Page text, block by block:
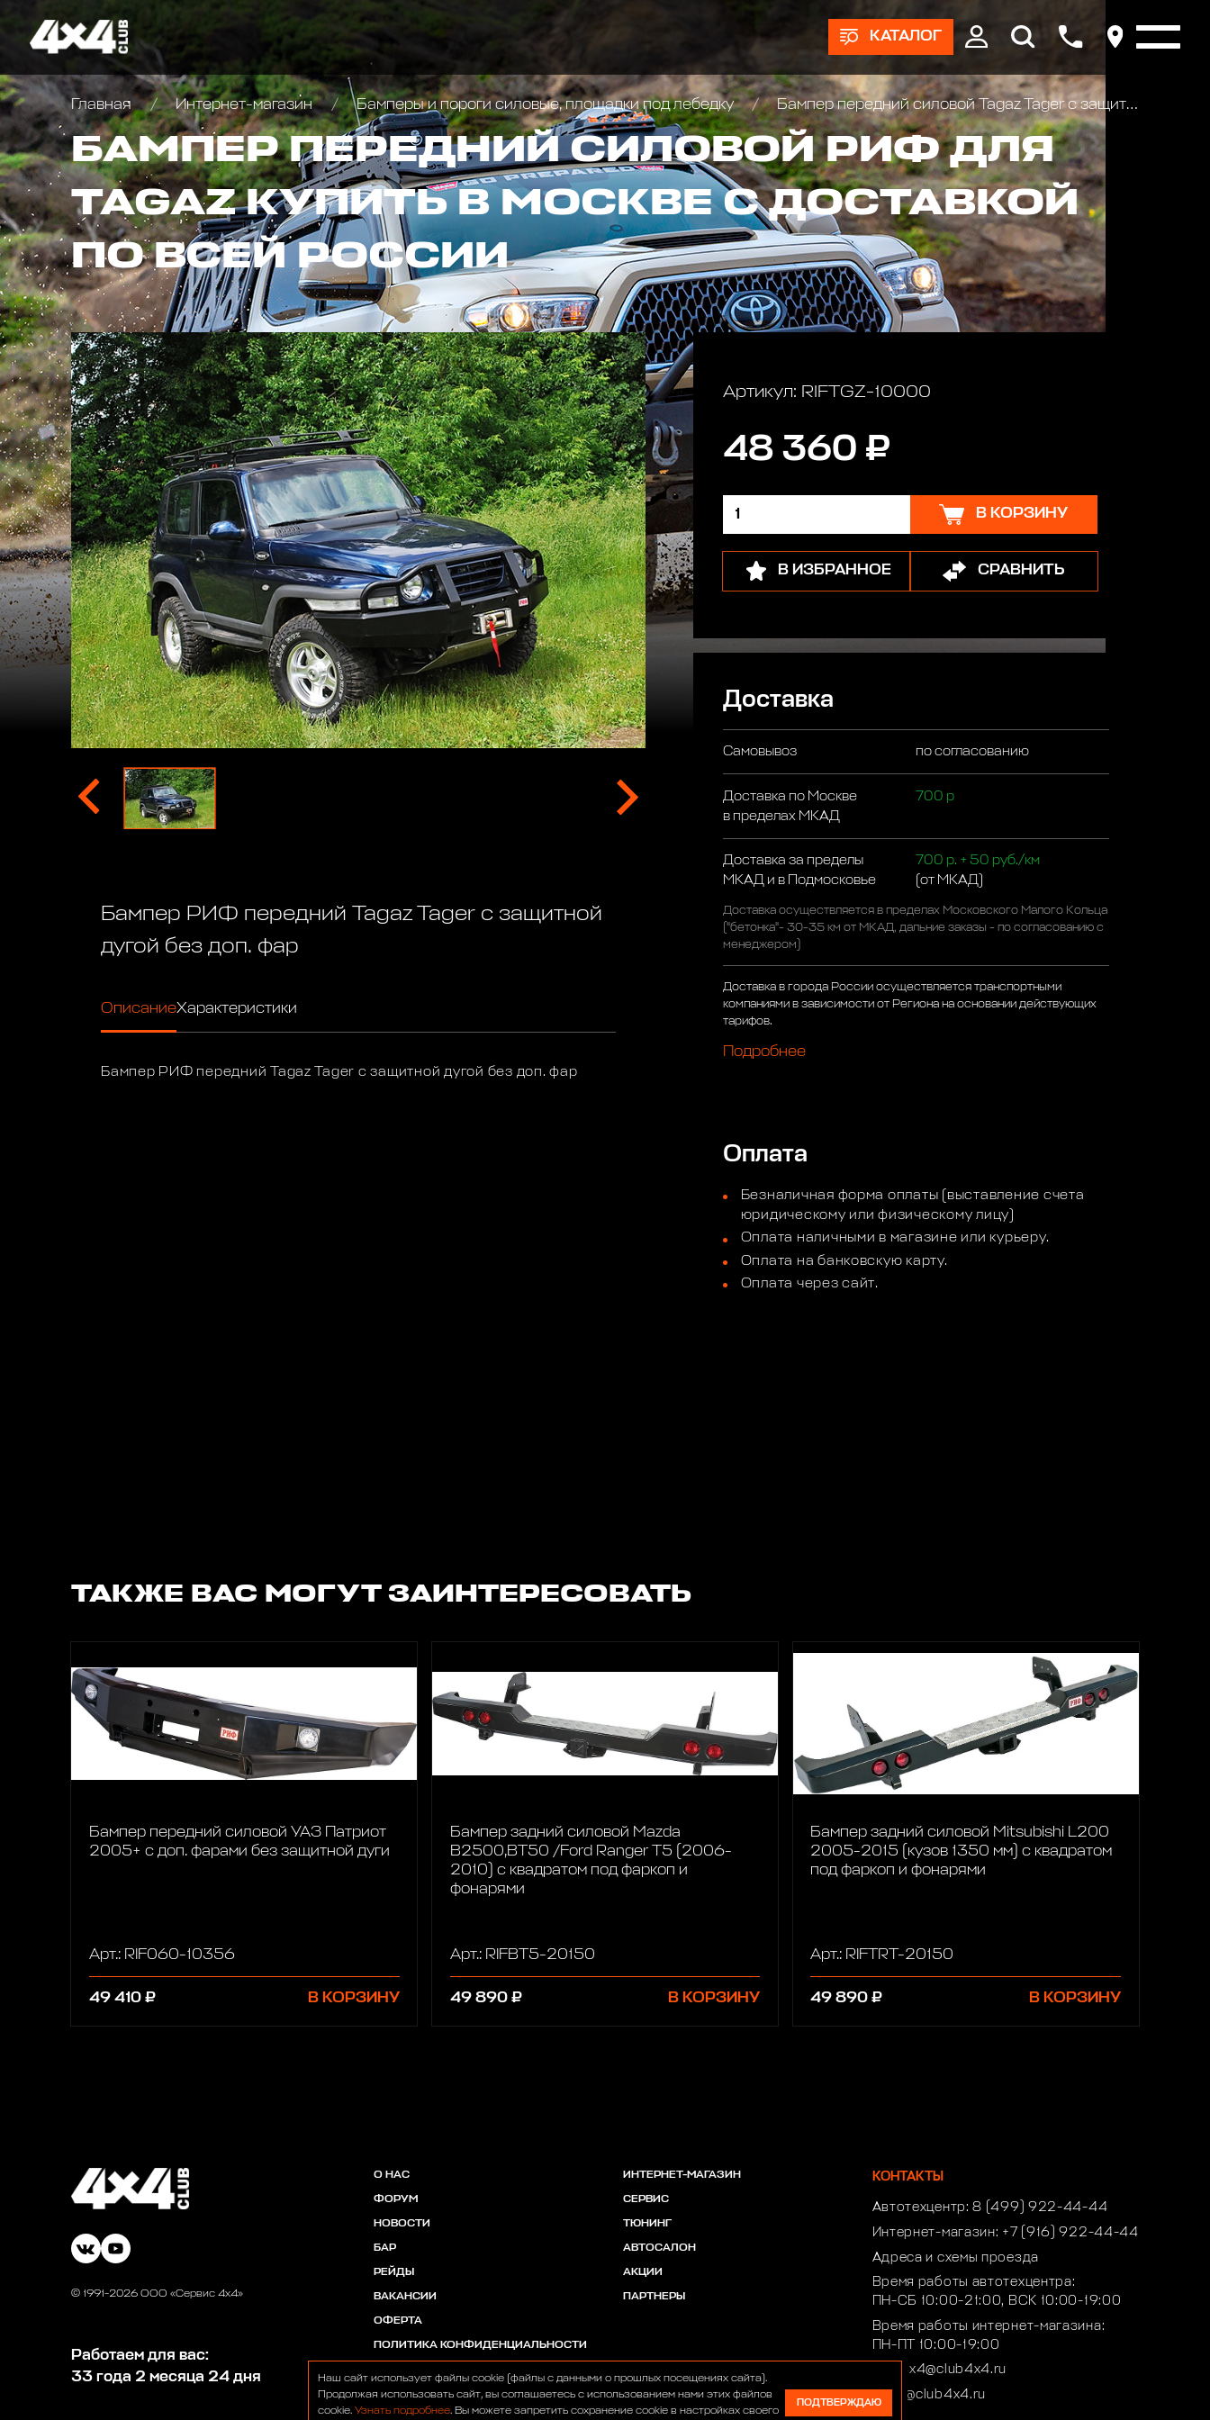
КАТАЛОГ
Главная Интернет-магазин Бамперы и пороги силовые, площадки под лебедку Бампер передний силовой Tagaz Tager с защитной дугой без доп. фар
БАМПЕР ПЕРЕДНИЙ СИЛОВОЙ РИФ ДЛЯ
TAGAZ КУПИТЬ В МОСКВЕ С ДОСТАВКОЙ
ПО ВСЕЙ РОССИИ
Бампер РИФ передний Tagaz Tager с защитной
дугой без доп. фар
ОписаниеХарактеристики
Бампер РИФ передний Tagaz Tager с защитной дугой без доп. фар
Артикул: RIFTGZ-10000
48 360 ₽
В КОРЗИНУ
В ИЗБРАННОЕ СРАВНИТЬ
Доставка
Самовывоз по согласованию
Доставка по Москве
в пределах МКАД
700 р
Доставка за пределы
МКАД и в Подмосковье
700 р. + 50 руб./км
(от МКАД)
Доставка осуществляется в пределах Московского Малого Кольца
("бетонка"- 30-35 км от МКАД, дальние заказы - по согласованию с
менеджером)
Доставка в города России осуществляется транспортными
компаниями в зависимости от Региона на основании действующих
тарифов.
Подробнее
Оплата
Безналичная форма оплаты (выставление счета
юридическому или физическому лицу)
Оплата наличными в магазине или курьеру.
Оплата на банковскую карту.
Оплата через сайт.
ТАКЖЕ ВАС МОГУТ ЗАИНТЕРЕСОВАТЬ
Бампер передний силовой УАЗ Патриот
2005+ с доп. фарами без защитной дуги
Арт.: RIF060-10356
49 410 ₽ В КОРЗИНУ
Бампер задний силовой Mazda
B2500,BT50 /Ford Ranger T5 (2006-
2010) с квадратом под фаркоп и
фонарями
Арт.: RIFBT5-20150
49 890 ₽ В КОРЗИНУ
Бампер задний силовой Mitsubishi L200
2005-2015 (кузов 1350 мм) с квадратом
под фаркоп и фонарями
Арт.: RIFTRT-20150
49 890 ₽ В КОРЗИНУ
© 1991-2026 ООО «Сервис 4х4»
Работаем для вас:
33 года 2 месяца 24 дня
О НАС
ФОРУМ
НОВОСТИ
БАР
РЕЙДЫ
ВАКАНСИИ
ОФЕРТА
ПОЛИТИКА КОНФИДЕНЦИАЛЬНОСТИ
ИНТЕРНЕТ-МАГАЗИН
СЕРВИС
ТЮНИНГ
АВТОСАЛОН
АКЦИИ
ПАРТНЕРЫ
КОНТАКТЫ
Автотехцентр:8 (499) 922-44-44
Интернет-магазин: +7 (916) 922-44-44
Адреса и схемы проезда
Время работы автотехцентра:
ПН-СБ 10:00-21:00, ВСК 10:00-19:00
Время работы интернет-магазина:
ПН-ПТ 10:00-19:00
club4x4@club4x4.ru
shop@club4x4.ru
Наш сайт использует файлы cookie (файлы с данными о прошлых посещениях сайта).
Продолжая использовать сайт, вы соглашаетесь с использованием нами этих файлов
cookie. Узнать подробнее. Вы можете запретить сохранение cookie в настройках своего
ПОДТВЕРЖДАЮ